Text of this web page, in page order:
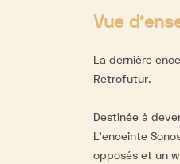
Vue
La dernière
Retrofutur.
Destinée à
L'enceinte
opposés et un